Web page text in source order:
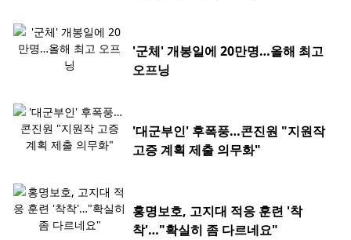
'군체' 개봉일에 20만명…올해 최고
오프닝
'대군부인' 후폭풍…콘진원 "지원작
고증 계획 제출 의무화"
홍명보호, 고지대 적응 훈련 '착
착'…"확실히 좀 다르네요"